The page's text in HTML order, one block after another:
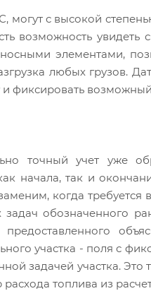
с высокой
возможность увидеть
элементами,
любых грузов.
фиксировать
точный учет уже
начала, так и
когда
обозначенного
участка - поля с
задачей участка. Это
топлива из